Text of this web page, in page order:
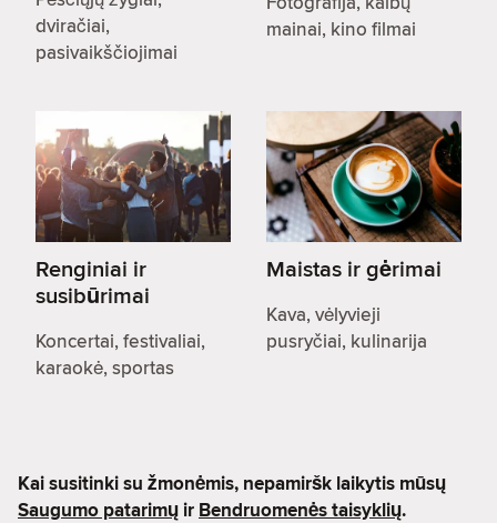
dviračiai,
pasivaikščiojimai
mainai, kino filmai
Renginiai ir
susibūrimai
Koncertai, festivaliai,
karaokė, sportas
Maistas ir gėrimai
Kava, vėlyvieji
pusryčiai, kulinarija
Kai susitinki su žmonėmis, nepamiršk laikytis mūsų
Saugumo patarimų ir Bendruomenės taisyklių.